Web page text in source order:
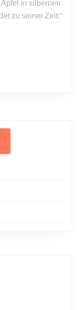
in silbernen
zu seiner Zeit.“